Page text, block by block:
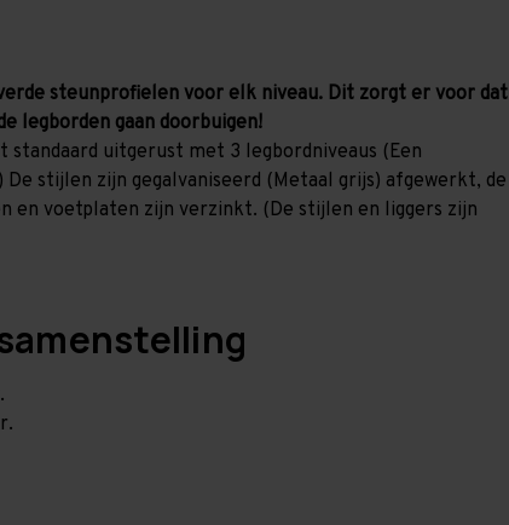
steunprofielen voor elk niveau. Dit zorgt er voor dat
legborden gaan doorbuigen!
uitgerust met 3 legbordniveaus (Een
stijlen zijn gegalvaniseerd (Metaal grijs) afgewerkt, de
en voetplaten zijn verzinkt. (De stijlen en liggers zijn